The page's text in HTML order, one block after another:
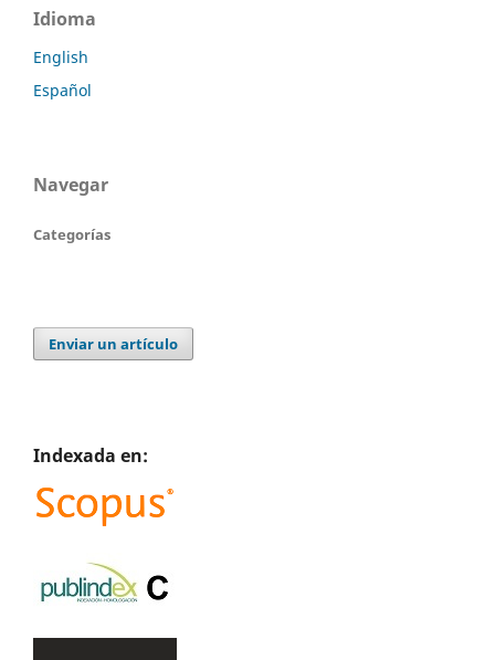
Idioma
English
Español
Navegar
Categorías
Enviar un artículo
Indexada en: